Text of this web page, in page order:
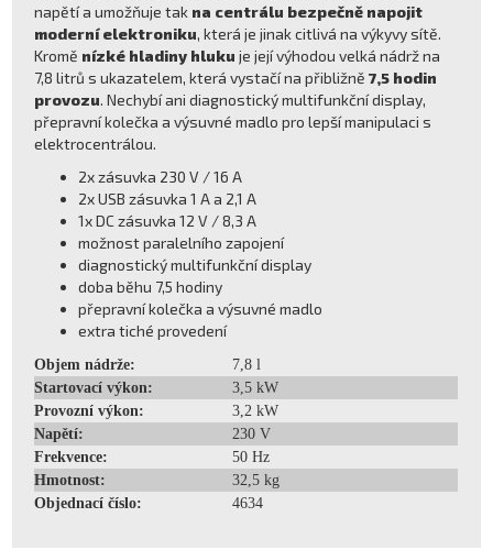
napětí a umožňuje tak na centrálu bezpečně napojit
moderní elektroniku, která je jinak citlivá na výkyvy sítě.
Kromě nízké hladiny hluku je její výhodou velká nádrž na
7,8 litrů s ukazatelem, která vystačí na přibližně7,5 hodin
provozu. Nechybí ani diagnostický multifunkční display,
přepravní kolečka a výsuvné madlo pro lepší manipulaci s
elektrocentrálou.
2x zásuvka 230 V / 16 A
2x USB zásuvka 1 A a 2,1 A
1x DC zásuvka 12 V / 8,3 A
možnost paralelního zapojení
diagnostický multifunkční display
doba běhu 7,5 hodiny
přepravní kolečka a výsuvné madlo
extra tiché provedení
Objem nádrže:
7,8 l
Startovací výkon:
3,5 kW
Provozní výkon:
3,2 kW
Napětí:
230 V
Frekvence:
50 Hz
Hmotnost:
32,5 kg
Objednací číslo:
4634